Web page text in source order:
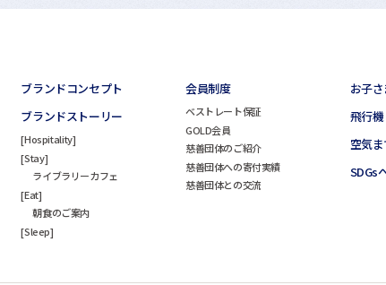
ブランドコンセプト
ブランドストーリー
Hospitality
Stay
ライブラリーカフェ
Eat
朝食のご案内
Sleep
会員制度
ベストレート保証
GOLD会員
慈善団体のご紹介
慈善団体への寄付実績
慈善団体との交流
お子
飛行
空気
SDGs